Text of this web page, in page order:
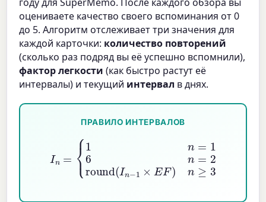
оцениваете качество своего вспоминания от 0
до 5. Алгоритм отслеживает три значения для
каждой карточки: количество повторений
(сколько раз подряд вы её успешно вспомнили),
фактор легкости (как быстро растут её
интервалы) и текущий интервал в днях.
ПРАВИЛО ИНТЕРВАЛОВ
=1 ≥